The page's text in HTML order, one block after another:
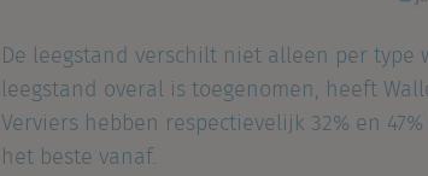
De leegstand verschilt niet alleen per
leegstand overal is toegenomen, heeft
Verviers hebben respectievelijk 32% en
het beste vanaf.